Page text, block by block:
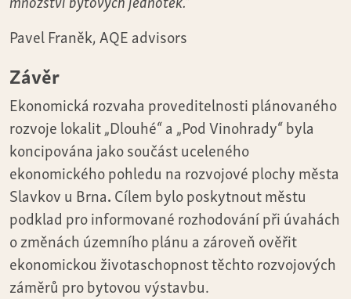
Pavel Franěk, AQE advisors
Závěr
Ekonomická rozvaha proveditelnosti plánovaného
rozvoje lokalit „Dlouhé“ a „Pod Vinohrady“ byla
koncipována jako součást uceleného
ekonomického pohledu na rozvojové plochy města
Slavkov u Brna.Cílem bylo poskytnout městu
podklad pro informované rozhodování při úvahách
o změnách územního plánu a zároveň ověřit
ekonomickou životaschopnost těchto rozvojových
záměrů pro bytovou výstavbu.